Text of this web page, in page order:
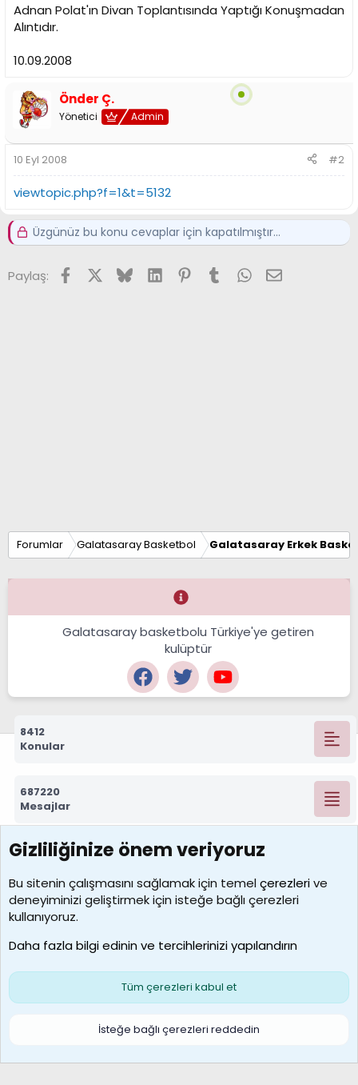
Adnan Polat'ın Divan Toplantısında Yaptığı Konuşmadan
Alıntıdır.
10.09.2008
Önder Ç.
Yönetici Admin
10 Eyl 2008 #2
viewtopic.php?f=1&t=5132
Üzgünüz bu konu cevaplar için kapatılmıştır...
Paylaş: FacebookX (Twitter)
BlueskyLinkedInPinterest
TumblrWhatsApp
E-posta
Forumlar Galatasaray Basketbol Galatasaray Erkek
Galatasaray basketbolu Türkiye'ye getiren
kulüptür
8412
Konular
687220
Mesajlar
7388
Kullanıcılar
borabekirogluu
Son üye
Çerezler
S
Gizliliğinize önem veriyoruz
Bu sitenin çalışmasını sağlamak için temelçerezlerive
deneyiminizi geliştirmek için isteğe bağlı çerezleri
kullanıyoruz.
Daha fazla bilgi edinin ve tercihlerinizi yapılandırın
Tüm çerezleri kabul et
İsteğe bağlı çerezleri reddedin